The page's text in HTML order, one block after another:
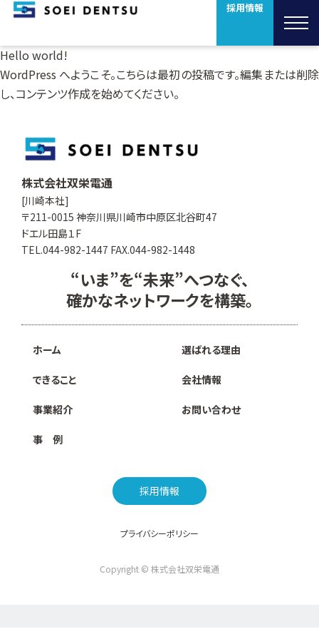
採用情報
Hello world!
WordPress へようこそ。こちらは最初の投稿です。編集または削除
し、コンテンツ作成を始めてください。
株式会社双栄電通
[川崎本社]
〒211-0015 神奈川県川崎市中原区北谷町47
ドエル田島１F
TEL.044-982-1447 FAX.044-982-1448
“いま”を“未来”へつなぐ、
確かなネットワークを構築。
ホーム 選ばれる理由
できること 会社情報
事業紹介 お問い合わせ
事 例
採用情報
プライバシーポリシー
Copyright © 株式会社双栄電通